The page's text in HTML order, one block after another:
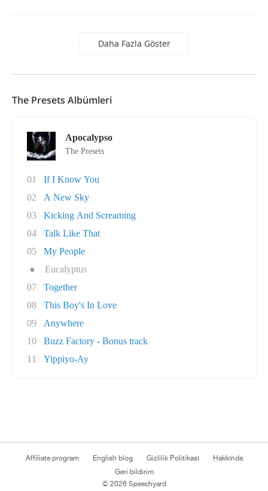
Daha Fazla Göster
The Presets Albümleri
Apocalypso
The Presets
01
If I Know You
02
A New Sky
03
Kicking And Screaming
04
Talk Like That
05
My People
●
Eucalyptus
07
Together
08
This Boy's In Love
09
Anywhere
10
Buzz Factory - Bonus track
11
Yippiyo-Ay
Affiliate program English blog Gizlilik Politikası
Hakkında
Geri bildirim
© 2026 Speechyard